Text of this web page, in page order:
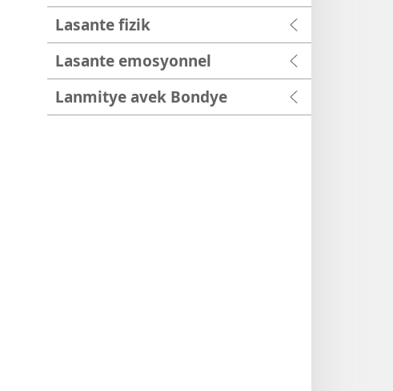
Lasante fizik
Lasante emosyonnel
Lanmitye avek Bondye